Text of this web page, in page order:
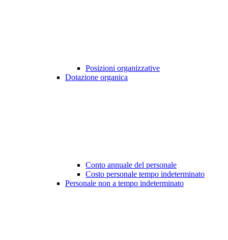
Posizioni organizzative
Dotazione organica
Conto annuale del personale
Costo personale tempo indeterminato
Personale non a tempo indeterminato